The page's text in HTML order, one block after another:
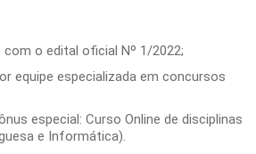
o edital oficial Nº 1/2022;
equipe especializada em concursos
especial: Curso Online de disciplinas
e Informática).